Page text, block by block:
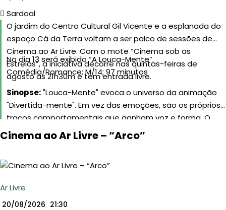
Sardoal
O jardim do Centro Cultural Gil Vicente e a esplanada do
espaço Cá da Terra voltam a ser palco de sessões de
Cinema ao Ar Livre. Com o mote “Cinema sob as
Estrelas”, a iniciativa decorre nas quintas-feiras de
agosto às 21h30m e tem entrada livre.
No dia 13 será exibido “A Louca-Mente”.
Comédia/Romance; M/14; 97 minutos
Sinopse:"Louca-Mente" evoca o universo da animação
"Divertida-mente". Em vez das emoções, são os próprios
traços comportamentais que ganham voz e forma. O
filme acompanha o primeiro encontro entre Pietro e Lara.
personalidades internas ganham corpo e comentam,
Maior sucesso de bilheteira do cinema italiano em 2025.
Cinema ao Ar Livre – “Arco”
Ar Livre
20/08/2026 21:30